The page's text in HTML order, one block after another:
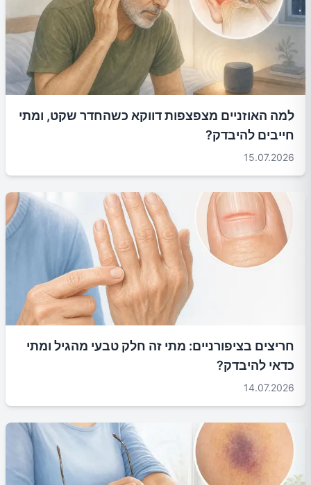
למה האוזניים מצפצפות דווקא כשהחדר שקט, ומתי
חייבים להיבדק?
15.07.2026
חריצים בציפורניים: מתי זה חלק טבעי מהגיל ומתי
כדאי להיבדק?
14.07.2026